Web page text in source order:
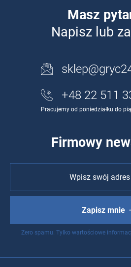
Masz
Napisz lub
+48 22 511
Pracujemy od poniedziałku do
Firmowy
Zapisz mnie
Zero spamu. Tylko wartościowe